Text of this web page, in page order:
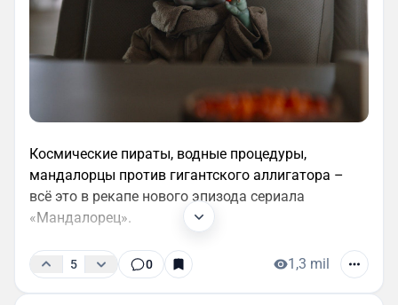
Космические пираты, водные процедуры,
мандалорцы против гигантского аллигатора –
всё это в рекапе нового эпизода сериала
«Мандалорец».
5 0 1,3 mil